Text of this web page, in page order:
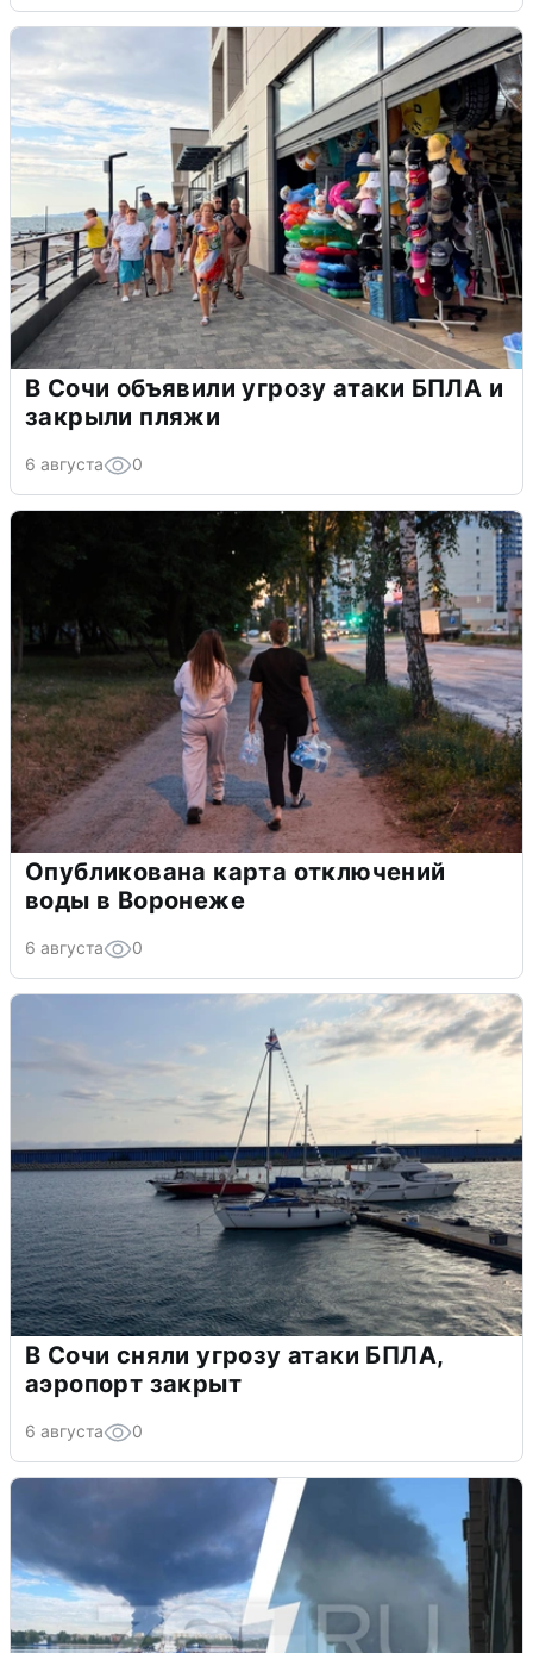
В Сочи объявили угрозу атаки БПЛА и
закрыли пляжи
6 августа 0
Опубликована карта отключений
воды в Воронеже
6 августа 0
В Сочи сняли угрозу атаки БПЛА,
аэропорт закрыт
6 августа 0